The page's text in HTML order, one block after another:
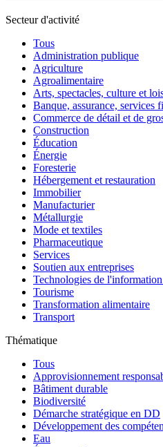
Secteur d'activité
Tous
Administration publique
Agriculture
Agroalimentaire
Arts, spectacles, culture et
Banque, assurance, services
Commerce de détail et de
Construction
Éducation
Énergie
Foresterie
Hébergement et restauration
Immobilier
Manufacturier
Métallurgie
Mode et textiles
Pharmaceutique
Services
Soutien aux entreprises
Technologies de
Tourisme
Transformation alimentaire
Transport
Thématique
Tous
Approvisionnement
Bâtiment durable
Biodiversité
Démarche stratégique en DD
Développement des
Eau